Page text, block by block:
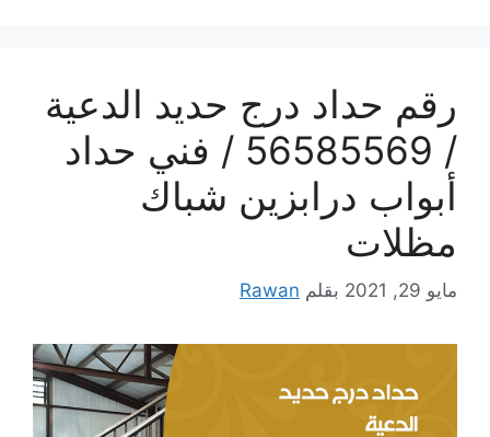
رقم حداد درج حديد الدعية
/ 56585569 / فني حداد
أبواب درابزين شباك
مظلات
مايو 29, 2021 بقلم Rawan